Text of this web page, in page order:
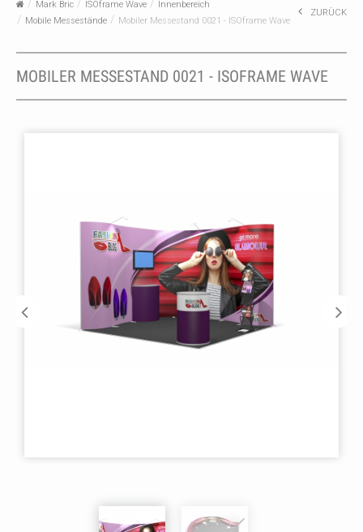
Mark Bric ISOframe Wave
Innenbereich
Mobile Messestände
Mobiler Messestand 0021 - ISOframe Wave
ZURÜCK
MOBILER MESSESTAND 0021 - ISOFRAME WAVE